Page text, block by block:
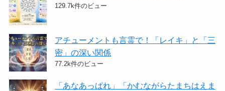
129.7k件のビュー
アチューメントも言霊で！「レイキ」と「三
密」の深い関係
77.2k件のビュー
「あなあっぱれ」「かむながらたまちはえま